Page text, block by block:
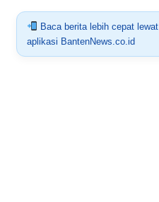
Baca berita lebih cepat lewat
aplikasi BantenNews.co.id